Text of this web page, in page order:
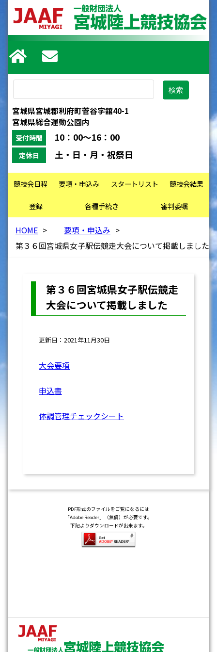
宮城県宮城郡利府町菅谷字舘40-1
宮城県総合運動公園内
受付時間 10：00～16：00
定休日 土・日・月・祝祭日
競技会日程 要項・申込み スタートリスト 競技会結果
登録 各種手続き 審判委嘱
HOME > 要項・申込み >
第３６回宮城県女子駅伝競走大会について掲載しました
第３６回宮城県女子駅伝競走
大会について掲載しました
更新日：2021年11月30日
大会要項
申込書
体調管理チェックシート
PDF形式のファイルをご覧になるには
「Adobe Reader」（無償）が必要です。
下記よりダウンロードが出来ます。